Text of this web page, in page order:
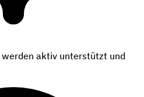
aktiv unterstützt und